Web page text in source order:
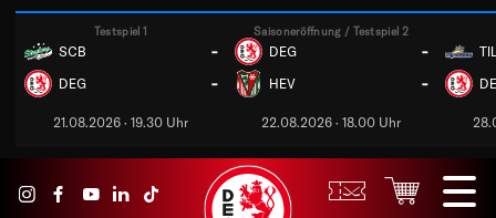
Testspiel 1
SCB -
DEG -
21.08.2026 · 19.30 Uhr
Saisoneröffnung / Testspiel 2
DEG -
HEV -
22.08.2026 · 18.00 Uhr
TIL